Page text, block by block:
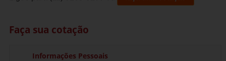
Faça sua cotação
Informações Pessoais